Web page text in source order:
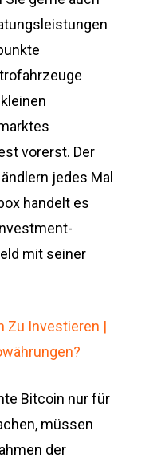
vorerst. Der
jedes Mal
handelt es
mit seiner
Zu Investieren |
Bitcoin nur für
müssen
der